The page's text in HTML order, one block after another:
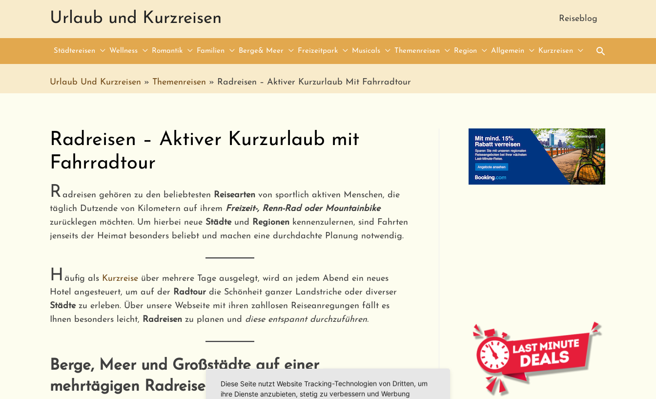
Urlaub und Kurzreisen Reiseblog
Städtereisen Wellness Romantik Familien Berge& Meer Freizeitpark Musicals Themenreisen Region Allgemein Kurzreisen Suche
Urlaub Und Kurzreisen » Themenreisen » Radreisen – Aktiver Kurzurlaub Mit Fahrradtour
Radreisen – Aktiver Kurzurlaub mit
Fahrradtour
R adreisen gehören zu den beliebtesten Reiseartenvon sportlich aktiven Menschen, die
täglich Dutzende von Kilometern auf ihrem Freizeit-, Renn-Rad oder Mountainbike
zurücklegen möchten. Um hierbei neue Städteund Regionen kennenzulernen, sind Fahrten
jenseits der Heimat besonders beliebt und machen eine durchdachte Planung notwendig.
H äufig als Kurzreiseüber mehrere Tage ausgelegt, wird an jedem Abend ein neues
Hotel angesteuert, um auf der Radtour die Schönheit ganzer Landstriche oder diverser
Städtezu erleben. Über unsere Webseite mit ihren zahllosen Reiseanregungen fällt es
Ihnen besonders leicht, Radreisen zu planen und diese entspannt durchzuführen.
Berge, Meer und Großstädte auf einer
mehrtägigen Radreise erlebenDiese Seite nutzt Website Tracking-Technologien von Dritten, um
ihre Dienste anzubieten, stetig zu verbessern und Werbung